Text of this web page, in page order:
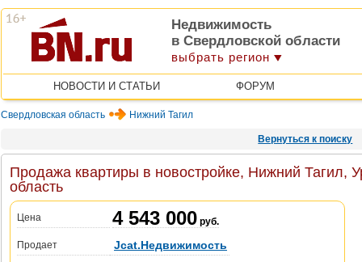
Недвижимость
в Свердловской области
выбрать регион
НОВОСТИ И СТАТЬИ ФОРУМ
Свердловская область Нижний Тагил
Вернуться к поиску
Продажа квартиры в новостройке, Нижний Тагил,
область
Цена 4 543 000 руб.
Продает Jcat.Недвижимость